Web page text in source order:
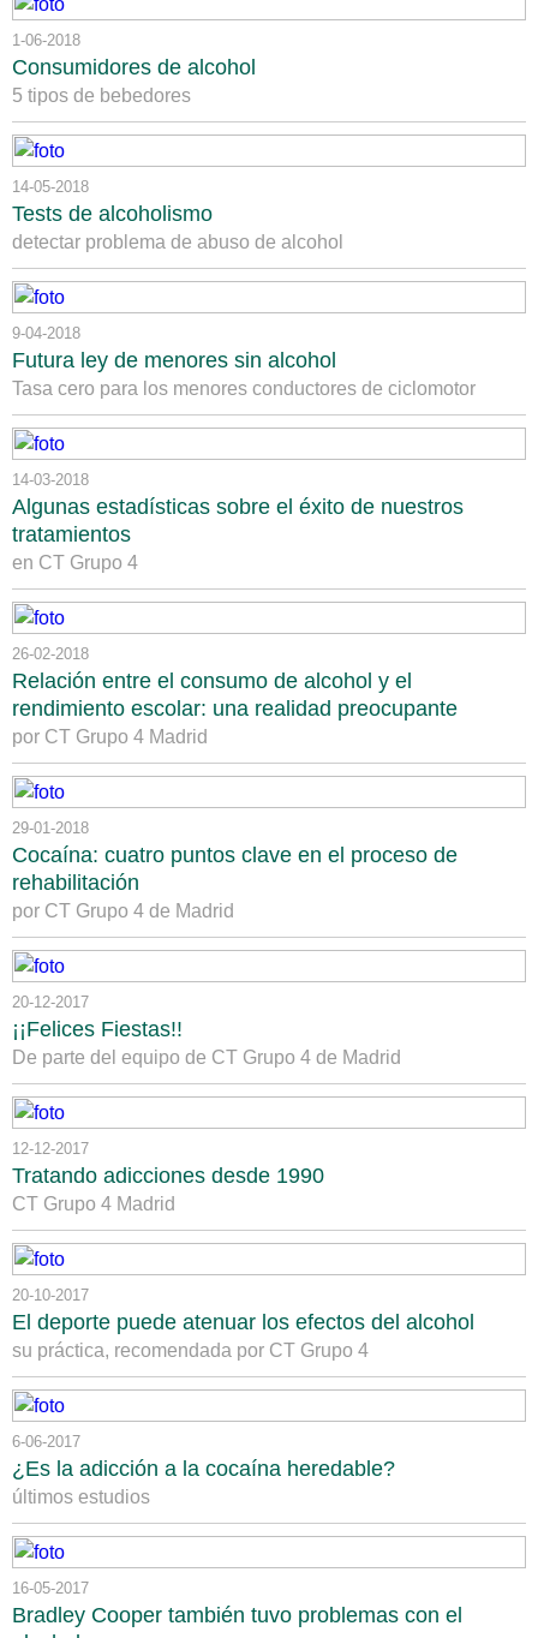
1-06-2018
Consumidores de alcohol
5 tipos de bebedores
14-05-2018
Tests de alcoholismo
detectar problema de abuso de alcohol
9-04-2018
Futura ley de menores sin alcohol
Tasa cero para los menores conductores de ciclomotor
14-03-2018
Algunas estadísticas sobre el éxito de nuestros
tratamientos
en CT Grupo 4
26-02-2018
Relación entre el consumo de alcohol y el
rendimiento escolar: una realidad preocupante
por CT Grupo 4 Madrid
29-01-2018
Cocaína: cuatro puntos clave en el proceso de
rehabilitación
por CT Grupo 4 de Madrid
20-12-2017
¡¡Felices Fiestas!!
De parte del equipo de CT Grupo 4 de Madrid
12-12-2017
Tratando adicciones desde 1990
CT Grupo 4 Madrid
20-10-2017
El deporte puede atenuar los efectos del alcohol
su práctica, recomendada por CT Grupo 4
6-06-2017
¿Es la adicción a la cocaína heredable?
últimos estudios
16-05-2017
Bradley Cooper también tuvo problemas con el